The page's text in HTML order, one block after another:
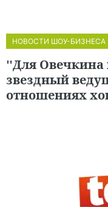
НОВОСТИ ШОУ-БИЗНЕСА
"Для Овечкина
звездный
отношениях